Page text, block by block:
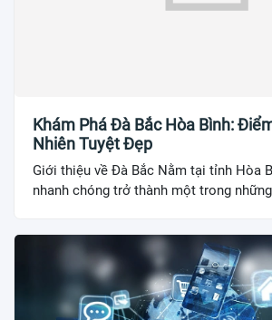
Khám Phá Đà Bắc Hòa Bình:
Nhiên Tuyệt Đẹp
Giới thiệu về Đà Bắc Nằm tại tỉnh Hòa
nhanh chóng trở thành một trong